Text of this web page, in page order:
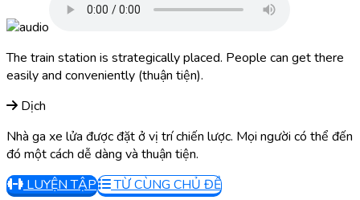
The train station is strategically placed. People can get there
easily and conveniently (thuận tiện).
Dịch
Nhà ga xe lửa được đặt ở vị trí chiến lược. Mọi người có thể đến
đó một cách dễ dàng và thuận tiện.
LUYỆN TẬP
TỪ CÙNG CHỦ ĐỀ